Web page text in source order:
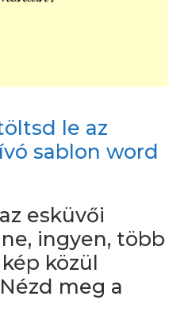
le az
sablon word
esküvői
ingyen, több
közül
meg a